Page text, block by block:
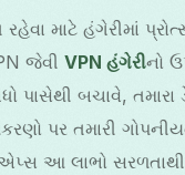
માટે હંગેરીમાં
જેવીVPN હંગેરીનો
પાસેથી બચાવે, તમારા
પર તમારી
આ લાભો સરળતાથી